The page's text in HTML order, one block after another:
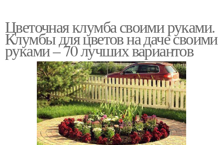
Цветочная клумба своими руками.
Клумбы для цветов на даче своими
руками – 70 лучших вариантов